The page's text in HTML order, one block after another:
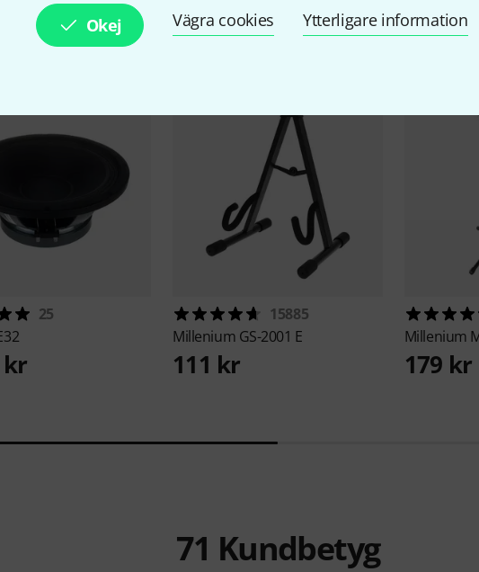
Okej Vägra cookies Ytterligare information
Tillbehör & matchande
25
kr
15885
Millenium GS-2001 E
111 kr
Millenium
179 kr
71 Kundbetyg